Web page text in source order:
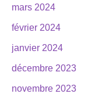
mars 2024
février 2024
janvier 2024
décembre 2023
novembre 2023